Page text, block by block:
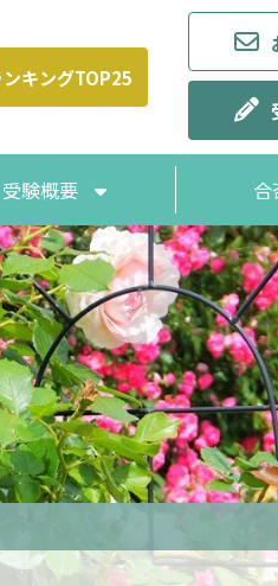
キングTOP25
受験概要
し込み方法
払い方法